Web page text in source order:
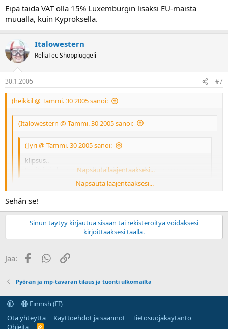
Eipä taida VAT olla 15% Luxemburgin lisäksi EU-maista
muualla, kuin Kyproksella.
Italowestern
ReliaTec Shoppiuggeli
30.1.2005 #7
(heikkil @ Tammi. 30 2005 sanoi:
(Italowestern @ Tammi. 30 2005 sanoi:
(Jyri @ Tammi. 30 2005 sanoi:
klipsus..
Sveitsi ei ole eu-maa, eli alvin joutuu maksamaan suomee...
Napsauta laajentaaksesi...
Kas, joku toinen maa se sitten oli, jossa myös on 15% ja kuuluu
Eipä taida VAT olla 15% Luxemburgin lisäksi EU-maista muualla, kuin
Kyproksella.
Napsauta laajentaaksesi...
Sehän se!
Sinun täytyy kirjautua sisään tai rekisteröityä voidaksesi
kirjoittaaksesi täällä.
Jaa: FacebookWhatsApp
Linkki
Pyörän ja mp-tavaran tilaus ja tuonti ulkomailta
Finnish (FI)
Ota yhteyttä
Käyttöehdot ja säännöt
Tietosuojakäytäntö
Ohjeita
R